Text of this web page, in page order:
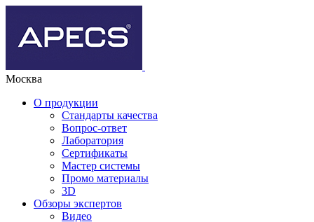
Москва
О продукции
Стандарты качества
Вопрос-ответ
Лаборатория
Сертификаты
Мастер системы
Промо материалы
3D
Обзоры экспертов
Видео